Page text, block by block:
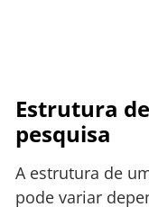
Estrutura
pesquisa
A estrutura de
pode variar